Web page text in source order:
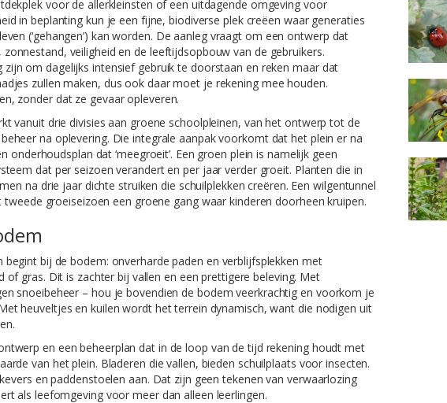
voor de allerkleinsten of een uitdagende omgeving voor
in beplanting kun je een fijne, biodiverse plek creëen waar generaties
(‘gehangen’) kan worden. De aanleg vraagt om een ontwerp dat
veiligheid en de leeftijdsopbouw van de gebruikers.
om dagelijks intensief gebruik te doorstaan en reken maar dat
zullen maken, dus ook daar moet je rekening mee houden.
zonder dat ze gevaar opleveren.
vanuit drie divisies aan groene schoolpleinen, van het ontwerp tot de
na oplevering. Die integrale aanpak voorkomt dat het plein er na
onderhoudsplan dat ‘meegroeit’. Een groen plein is namelijk geen
dat per seizoen verandert en per jaar verder groeit. Planten die in
na drie jaar dichte struiken die schuilplekken creëren. Een wilgentunnel
groeiseizoen een groene gang waar kinderen doorheen kruipen.
begint bij de bodem: onverharde paden en verblijfsplekken met
of gras. Dit is zachter bij vallen en een prettigere beleving. Met
snoeibeheer – hou je bovendien de bodem veerkrachtig en voorkom je
heuveltjes en kuilen wordt het terrein dynamisch, want die nodigen uit
en een beheerplan dat in de loop van de tijd rekening houdt met
van het plein. Bladeren die vallen, bieden schuilplaats voor insecten.
en paddenstoelen aan. Dat zijn geen tekenen van verwaarlozing
als leefomgeving voor meer dan alleen leerlingen.